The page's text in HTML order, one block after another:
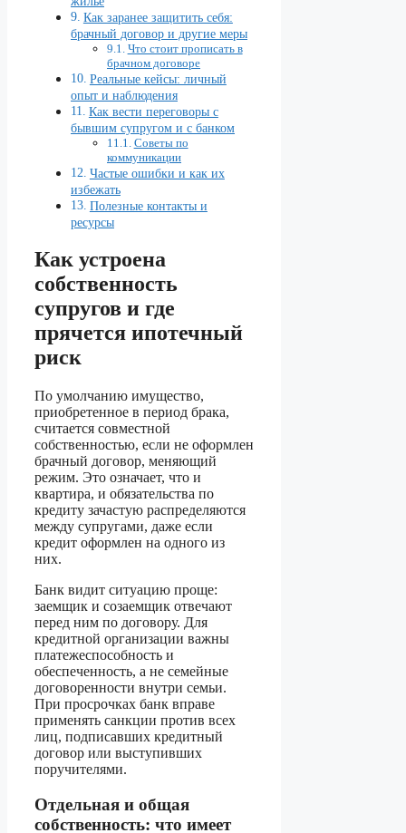
Как заранее защитить себя:
брачный договор и другие меры
Что стоит прописать в
брачном договоре
Реальные кейсы: личный
опыт и наблюдения
Как вести переговоры с
бывшим супругом и с банком
Советы по
коммуникации
Частые ошибки и как их
избежать
Полезные контакты и
ресурсы
Как устроена
собственность
супругов и где
прячется ипотечный
риск
По умолчанию имущество,
приобретенное в период брака,
считается совместной
собственностью, если не оформлен
брачный договор, меняющий
режим. Это означает, что и
квартира, и обязательства по
кредиту зачастую распределяются
между супругами, даже если
кредит оформлен на одного из
них.
Банк видит ситуацию проще:
заемщик и созаемщик отвечают
перед ним по договору. Для
кредитной организации важны
платежеспособность и
обеспеченность, а не семейные
договоренности внутри семьи.
При просрочках банк вправе
применять санкции против всех
лиц, подписавших кредитный
договор или выступивших
поручителями.
Отдельная и общая
собственность: что имеет